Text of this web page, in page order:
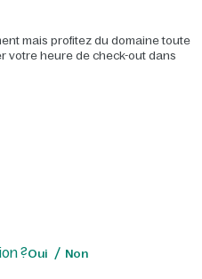
mais profitez du domaine toute
votre heure de check-out dans
?Oui Non